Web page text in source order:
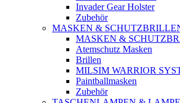
Invader Gear Holster
Zubehör
MASKEN &
MASKEN &
Atemschutz Masken
Brillen
MILSIM WARRIOR
Paintballmasken
Zubehör